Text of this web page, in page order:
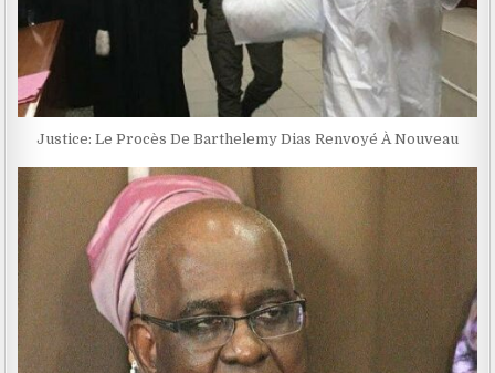
Justice: Le Procès De Barthelemy Dias Renvoyé À Nouveau